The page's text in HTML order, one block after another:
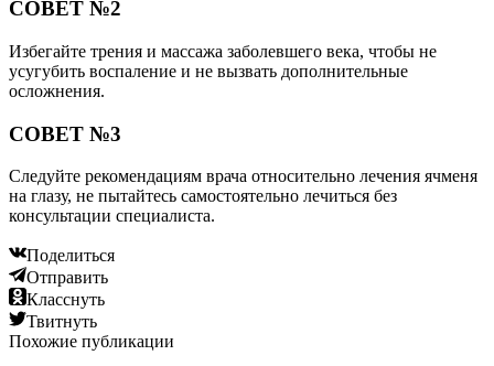
СОВЕТ №2
Избегайте трения и массажа заболевшего века, чтобы не
усугубить воспаление и не вызвать дополнительные
осложнения.
СОВЕТ №3
Следуйте рекомендациям врача относительно лечения ячменя
на глазу, не пытайтесь самостоятельно лечиться без
консультации специалиста.
Поделиться
Отправить
Класснуть
Твитнуть
Похожие публикации